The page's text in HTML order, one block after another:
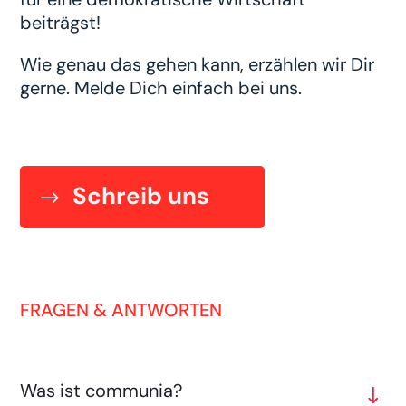
beiträgst!
Wie genau das gehen kann, erzählen wir Dir
gerne. Melde Dich einfach bei uns.
Schreib uns
FRAGEN & ANTWORTEN
Was ist communia?